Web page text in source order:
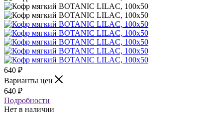
640 ₽
Варианты цен
640 ₽
Подробности
Нет в наличии